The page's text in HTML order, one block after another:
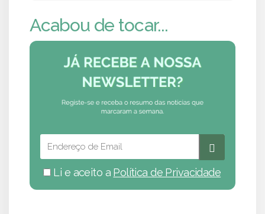
Acabou de tocar...
Li e aceito a Política de Privacidade